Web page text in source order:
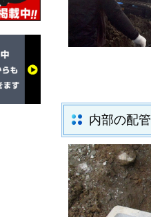
内部の配管